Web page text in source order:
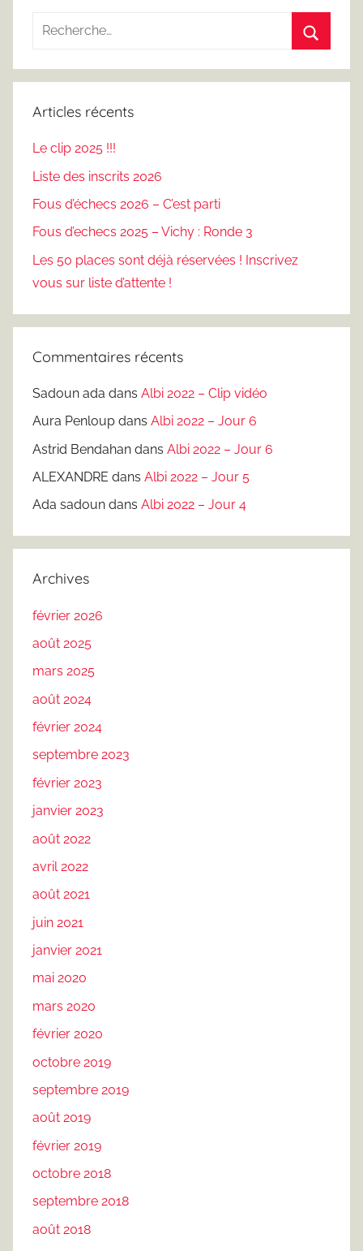
Recherche
:
Articles récents
Le clip 2025 !!!
Liste des inscrits 2026
Fous d’échecs 2026 – C’est parti
Fous d’echecs 2025 – Vichy : Ronde 3
Les 50 places sont déjà réservées ! Inscrivez
vous sur liste d’attente !
Commentaires récents
Sadoun ada dans Albi 2022 – Clip vidéo
Aura Penloup dans Albi 2022 – Jour 6
Astrid Bendahan dans Albi 2022 – Jour 6
ALEXANDRE dans Albi 2022 – Jour 5
Ada sadoun dans Albi 2022 – Jour 4
Archives
février 2026
août 2025
mars 2025
août 2024
février 2024
septembre 2023
février 2023
janvier 2023
août 2022
avril 2022
août 2021
juin 2021
janvier 2021
mai 2020
mars 2020
février 2020
octobre 2019
septembre 2019
août 2019
février 2019
octobre 2018
septembre 2018
août 2018